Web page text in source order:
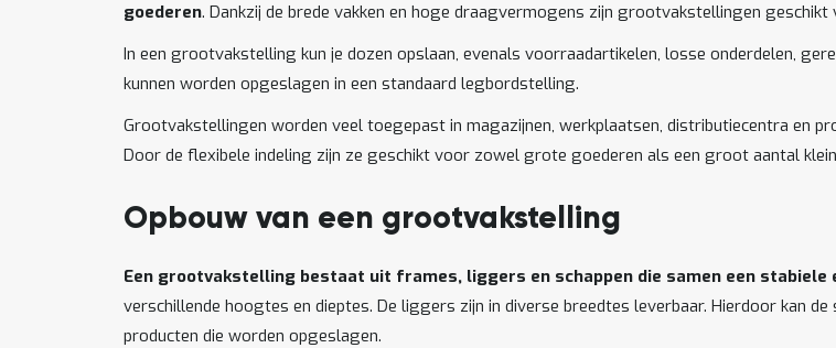
goederen. Dankzij de brede vakken en hoge draagvermogens zijn grootvakstellingen
In een grootvakstelling kun je dozen opslaan, evenals voorraadartikelen, losse onderdelen,
kunnen worden opgeslagen in een standaard legbordstelling.
Grootvakstellingen worden veel toegepast in magazijnen, werkplaatsen, distributiecentra en
Door de flexibele indeling zijn ze geschikt voor zowel grote goederen als een groot aantal
Opbouw van een grootvakstelling
Een grootvakstelling bestaat uit frames, liggers en schappen die samen een
verschillende hoogtes en dieptes. De liggers zijn in diverse breedtes leverbaar. Hierdoor kan
producten die worden opgeslagen.